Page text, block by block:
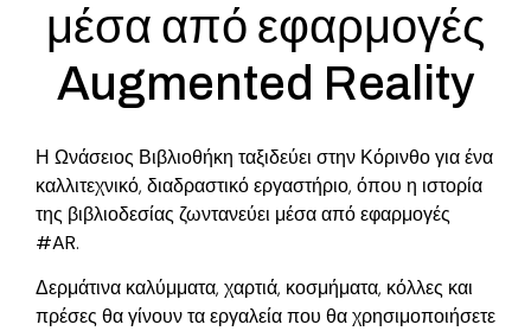
μέσα από εφαρμογές
Augmented Reality
Η Ωνάσειος Βιβλιοθήκη ταξιδεύει στην Κόρινθο για ένα
καλλιτεχνικό, διαδραστικό εργαστήριο, όπου η ιστορία
της βιβλιοδεσίας ζωντανεύει μέσα από εφαρμογές
#AR.
Δερμάτινα καλύμματα, χαρτιά, κοσμήματα, κόλλες και
πρέσες θα γίνουν τα εργαλεία που θα χρησιμοποιήσετε